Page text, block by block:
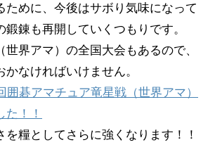
ために、今後はサボり気味になって
錬も再開していくつもりです。
界アマ）の全国大会もあるので、
なければいけません。
囲碁アマチュア竜星戦（世界アマ）
！！
を糧としてさらに強くなります！！